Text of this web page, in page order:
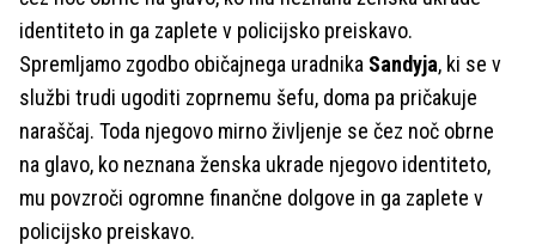
identiteto in ga zaplete v policijsko preiskavo.
Spremljamo zgodbo običajnega uradnika Sandyja, ki se v
službi trudi ugoditi zoprnemu šefu, doma pa pričakuje
naraščaj. Toda njegovo mirno življenje se čez noč obrne
na glavo, ko neznana ženska ukrade njegovo identiteto,
mu povzroči ogromne finančne dolgove in ga zaplete v
policijsko preiskavo.